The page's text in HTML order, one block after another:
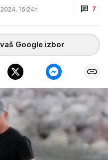
16:24h 7
Google izbor